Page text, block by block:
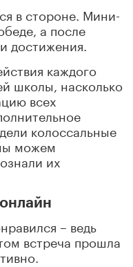
в стороне. Мини-
а после
достижения.
каждого
школы, насколько
всех
колоссальные
можем
их
– ведь
встреча прошла